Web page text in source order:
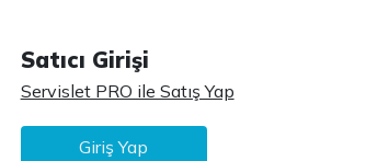
Satıcı Girişi
Servislet PRO ile Satış Yap
Giriş Yap